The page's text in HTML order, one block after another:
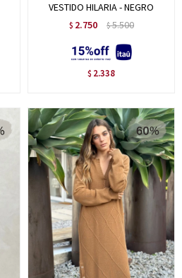
VESTIDO HILARIA - NEGRO
$ 2.750 $5.500
$ 2.338